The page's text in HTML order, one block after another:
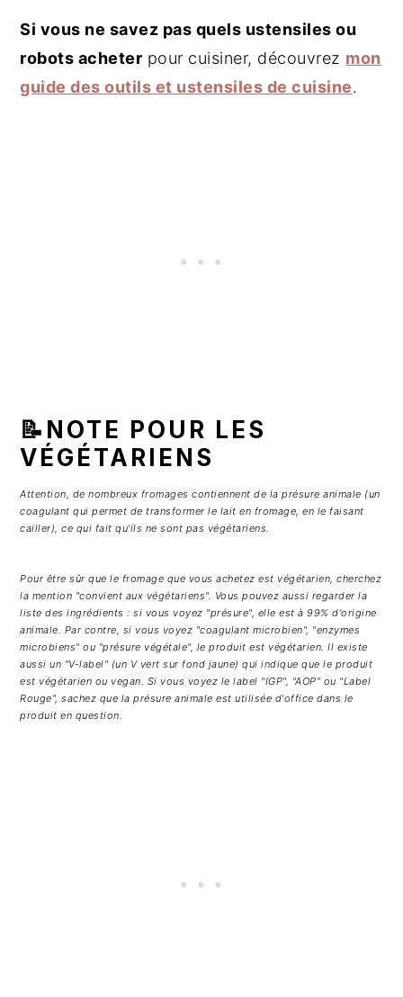
Si vous ne savez pas quels ustensiles ou
robots acheter pour cuisiner, découvrez mon
guide des outils et ustensiles de cuisine.
📝NOTE POUR LES
VÉGÉTARIENS
Attention, de nombreux fromages contiennent de la présure animale (un
coagulant qui permet de transformer le lait en fromage, en le faisant
cailler), ce qui fait qu'ils ne sont pas végétariens.
Pour être sûr que le fromage que vous achetez est végétarien, cherchez
la mention "convient aux végétariens". Vous pouvez aussi regarder la
liste des ingrédients : si vous voyez "présure", elle est à 99% d'origine
animale. Par contre, si vous voyez "coagulant microbien", "enzymes
microbiens" ou "présure végétale", le produit est végétarien. Il existe
aussi un "V-label" (un V vert sur fond jaune) qui indique que le produit
est végétarien ou vegan. Si vous voyez le label "IGP", "AOP" ou "Label
Rouge", sachez que la présure animale est utilisée d'office dans le
produit en question.